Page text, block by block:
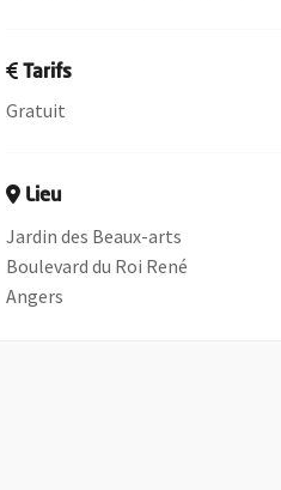
Tarifs
Gratuit
Lieu
Jardin des Beaux-arts
Boulevard du Roi René
Angers